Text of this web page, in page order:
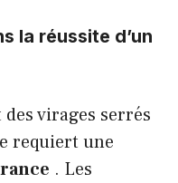
la réussite d’un
virages serrés
requiert une
. Les